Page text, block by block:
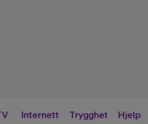
Internett Trygghet Hjelp